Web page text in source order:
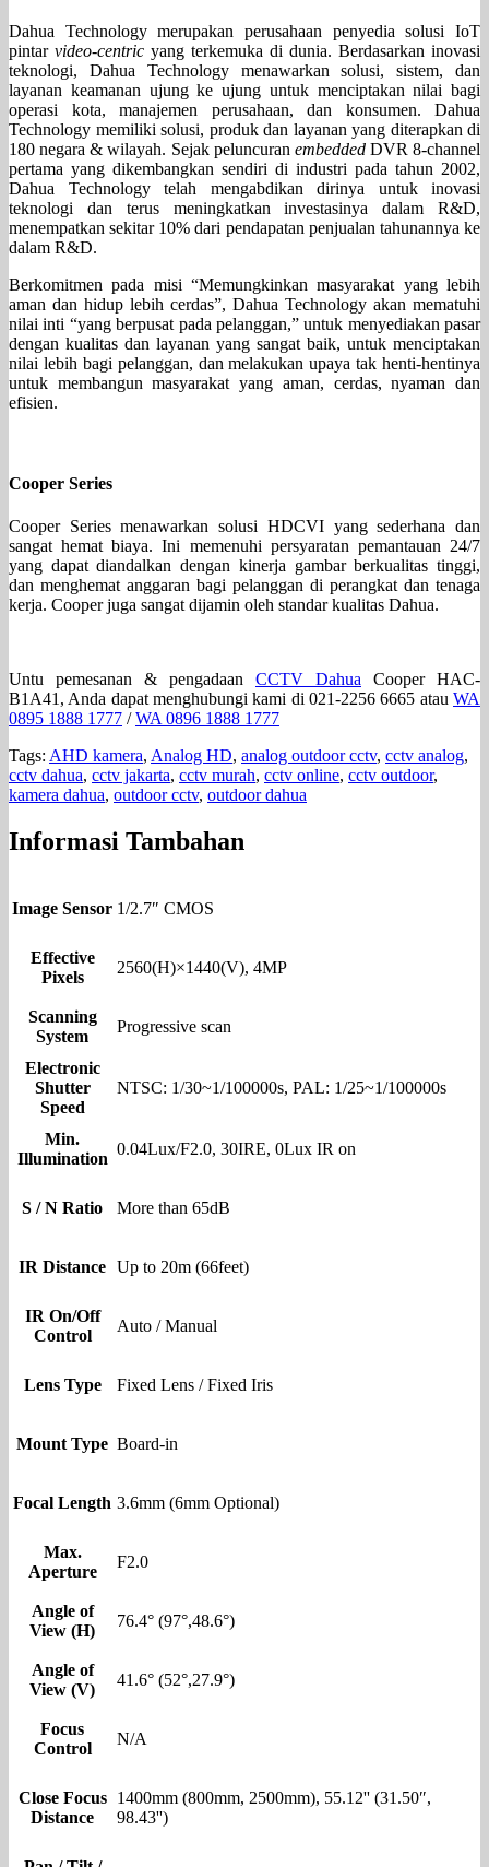
Dahua Technology merupakan perusahaan penyedia solusi IoT
pintar video-centric yang terkemuka di dunia. Berdasarkan inovasi
teknologi, Dahua Technology menawarkan solusi, sistem, dan
layanan keamanan ujung ke ujung untuk menciptakan nilai bagi
operasi kota, manajemen perusahaan, dan konsumen. Dahua
Technology memiliki solusi, produk dan layanan yang diterapkan di
180 negara & wilayah. Sejak peluncuran embeddedDVR 8-channel
pertama yang dikembangkan sendiri di industri pada tahun 2002,
Dahua Technology telah mengabdikan dirinya untuk inovasi
teknologi dan terus meningkatkan investasinya dalam R&D,
menempatkan sekitar 10% dari pendapatan penjualan tahunannya ke
dalam R&D.
Berkomitmen pada misi “Memungkinkan masyarakat yang lebih
aman dan hidup lebih cerdas”, Dahua Technology akan mematuhi
nilai inti “yang berpusat pada pelanggan,” untuk menyediakan pasar
dengan kualitas dan layanan yang sangat baik, untuk menciptakan
nilai lebih bagi pelanggan, dan melakukan upaya tak henti-hentinya
untuk membangun masyarakat yang aman, cerdas, nyaman dan
efisien.
Cooper Series
Cooper Series menawarkan solusi HDCVI yang sederhana dan
sangat hemat biaya. Ini memenuhi persyaratan pemantauan 24/7
yang dapat diandalkan dengan kinerja gambar berkualitas tinggi,
dan menghemat anggaran bagi pelanggan di perangkat dan tenaga
kerja. Cooper juga sangat dijamin oleh standar kualitas Dahua.
Untu pemesanan & pengadaan CCTV Dahua Cooper HAC-
B1A41, Anda dapat menghubungi kami di 021-2256 6665 atau WA
0895 1888 1777 /WA 0896 1888 1777
Tags: AHD kamera, Analog HD, analog outdoor cctv, cctv analog,
cctv dahua, cctv jakarta, cctv murah, cctv online, cctv outdoor,
kamera dahua, outdoor cctv, outdoor dahua
Informasi Tambahan
Image Sensor 1/2.7″ CMOS
Effective
Pixels
2560(H)×1440(V), 4MP
Scanning
System
Progressive scan
Electronic
Shutter
Speed
NTSC: 1/30~1/100000s, PAL: 1/25~1/100000s
Min.
Illumination
0.04Lux/F2.0, 30IRE, 0Lux IR on
S / N Ratio More than 65dB
IR Distance Up to 20m (66feet)
IR On/Off
Control
Auto / Manual
Lens Type Fixed Lens / Fixed Iris
Mount Type Board-in
Focal Length 3.6mm (6mm Optional)
Max.
Aperture
F2.0
Angle of
View (H)
76.4° (97°,48.6°)
Angle of
View (V)
41.6° (52°,27.9°)
Focus
Control
N/A
Close Focus
Distance
1400mm (800mm, 2500mm), 55.12'' (31.50″,
98.43'')